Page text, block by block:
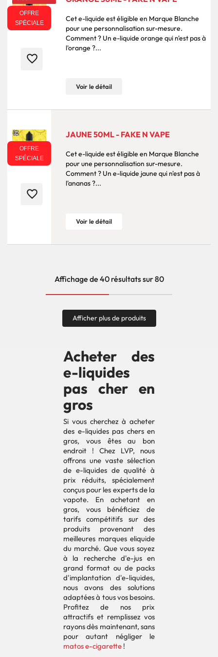
OFFRE
SPÉCIALE
favorite_border
Cet e-liquide est éligible en Marque Blanche
pour une personnalisation sur-mesure.
Comment ? Un e-liquide orange qui n'est pas à
l'orange ?...
Voir le détail
OFFRE
SPÉCIALE
favorite_border
JAUNE 50ML - FAKE N VAPE
Cet e-liquide est éligible en Marque Blanche
pour une personnalisation sur-mesure.
Comment ? Un e-liquide jaune qui n'est pas à
l'ananas ?...
Voir le détail
Affichage de 40 résultats sur 80
Afficher plus de produits
Acheter des
e-liquides
pas cher en
gros
Si vous cherchez à acheter
des e-liquides pas chers en
gros, vous êtes au bon
endroit ! Chez LVP, nous
offrons une vaste sélection
de e-liquides de qualité à
prix réduits, spécialement
conçus pour les experts de la
vapote. En achetant en
gros, vous bénéficiez de
tarifs compétitifs sur des
produits provenant des
meilleures marques eliquide
du marché. Que vous soyez
à la recherche d'e-jus en
grand format ou de packs
d'implantation d'e-liquides,
nous avons des solutions
adaptées à tous vos besoins.
Profitez de nos prix
attractifs et remplissez vos
rayons dès maintenant, sans
pour autant négliger le
matos e-cigarette !